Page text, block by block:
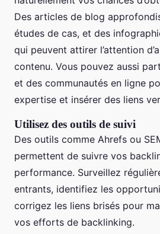
Des articles de blog
études de cas, et des
qui peuvent attirer l’attention
contenu. Vous pouvez aussi
et des communautés en ligne
expertise et insérer des liens
Utilisez des outils de suivi
Des outils comme Ahrefs ou
permettent de suivre vos
performance. Surveillez
entrants, identifiez les
corrigez les liens brisés pour
vos efforts de backlinking.